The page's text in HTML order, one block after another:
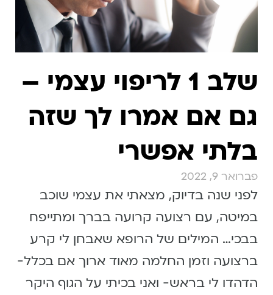
שלב 1 לריפוי עצמי –
גם אם אמרו לך שזה
בלתי אפשרי
פברואר 9, 2022
לפני שנה בדיוק, מצאתי את עצמי שוכב
במיטה, עם רצועה קרועה בברך ומתייפח
בבכי… המילים של הרופא שאבחן לי קרע
ברצועה וזמן החלמה מאוד ארוך אם בכלל-
הדהדו לי בראש- ואני בכיתי על הגוף היקר